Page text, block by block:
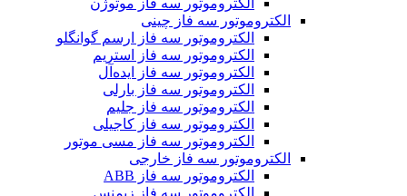
الکتروموتور سه فاز موتوژن
الکتروموتور سه فاز چینی
الکتروموتور سه فاز ارسم گوانگلو
الکتروموتور سه فاز استریم
الکتروموتور سه فاز ایده‌آل
الکتروموتور سه فاز بارلی
الکتروموتور سه فاز جلیم
الکتروموتور سه فاز کاجیلی
الکتروموتور سه فاز مسی موتور
الکتروموتور سه فاز خارجی
الکتروموتور سه فاز ABB